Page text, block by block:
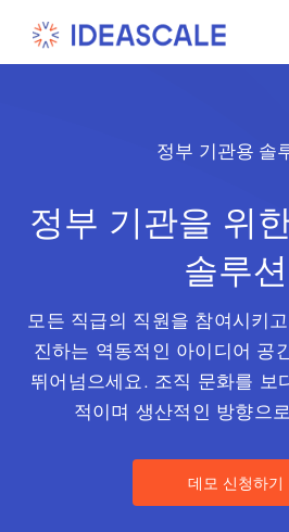
정부 기관용 솔
정부 기관을 위
솔루션
모든 직급의 직원을 참여시키
진하는 역동적인 아이디어 공
뛰어넘으세요. 조직 문화를 보
적이며 생산적인 방향으
데모 신청하기